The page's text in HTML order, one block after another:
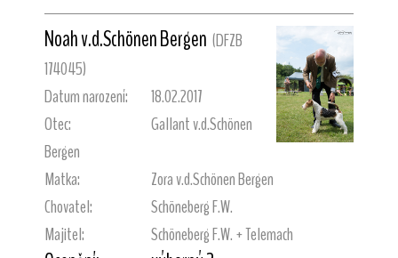
Noah v.d.Schönen Bergen (DFZB
174045)
Datum narození:
18.02.2017
Otec:
Gallant v.d.Schönen
Bergen
Matka:
Zora v.d.Schönen Bergen
Chovatel:
Schöneberg F.W.
Majitel:
Schöneberg F.W. + Telemach